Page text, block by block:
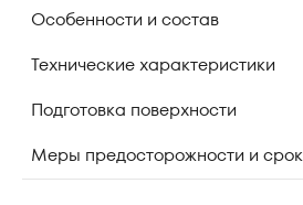
Особенности и состав
Технические характеристики
Подготовка поверхности
Меры предосторожности и